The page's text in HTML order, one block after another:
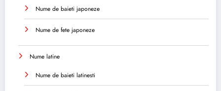
Nume de baieti japoneze
Nume de fete japoneze
Nume latine
Nume de baieti latinesti